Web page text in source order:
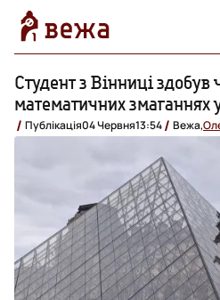
Студент з Вінниці здобув
математичних змаганнях
Публікація04 Червня13:54 Вежа,